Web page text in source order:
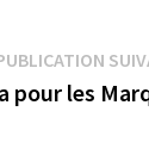
pour les